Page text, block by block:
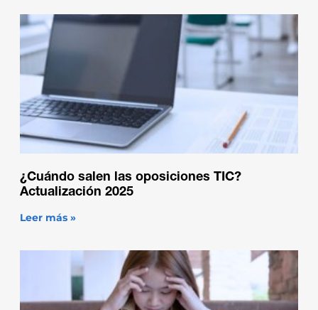
¿Cuándo salen las oposiciones TIC?
Actualización 2025
Leer más »